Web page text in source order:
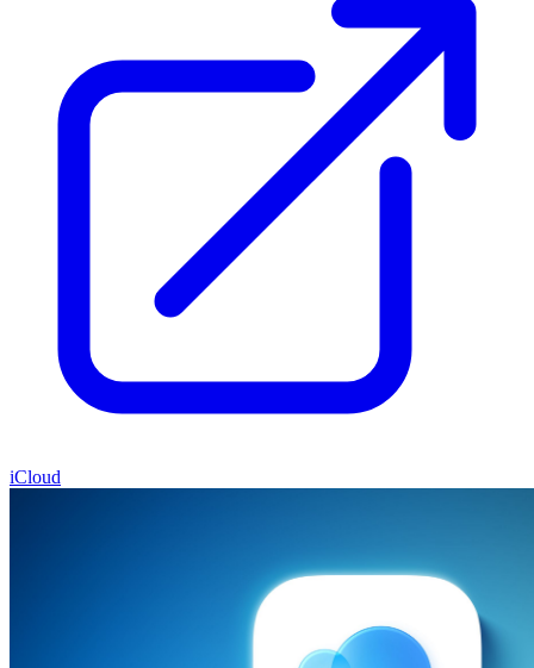
iCloud